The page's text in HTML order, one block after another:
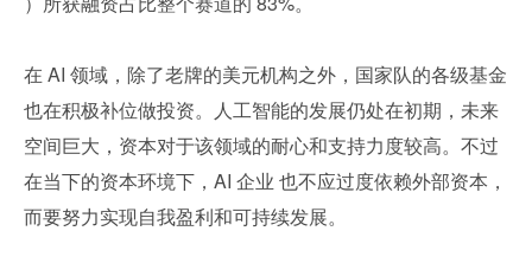
在 AI 领域，除了老牌的美元机构之外，国家队的各级基金
也在积极补位做投资。人工智能的发展仍处在初期，未来
空间巨大，资本对于该领域的耐心和支持力度较高。不过
在当下的资本环境下，AI 企业 也不应过度依赖外部资本，
而要努力实现自我盈利和可持续发展。